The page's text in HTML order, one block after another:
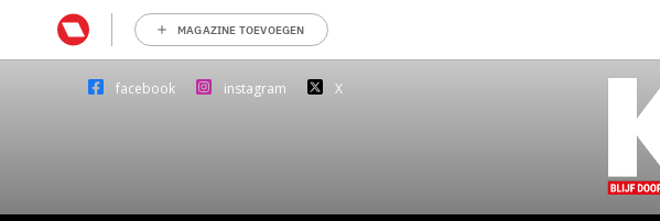
MAGAZINE TOEVOEGEN
facebook instagram X